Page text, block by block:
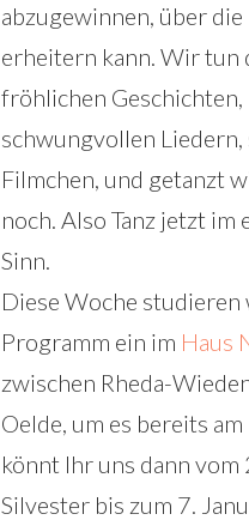
abzugewinnen, über die
erheitern kann. Wir tun
fröhlichen Geschichten,
schwungvollen Liedern,
Filmchen, und getanzt
noch. Also Tanz jetzt
Sinn.
Diese Woche studieren
Programm ein im Haus
zwischen Rheda-
Oelde, um es bereits
könnt Ihr uns dann
Silvester bis zum 7.